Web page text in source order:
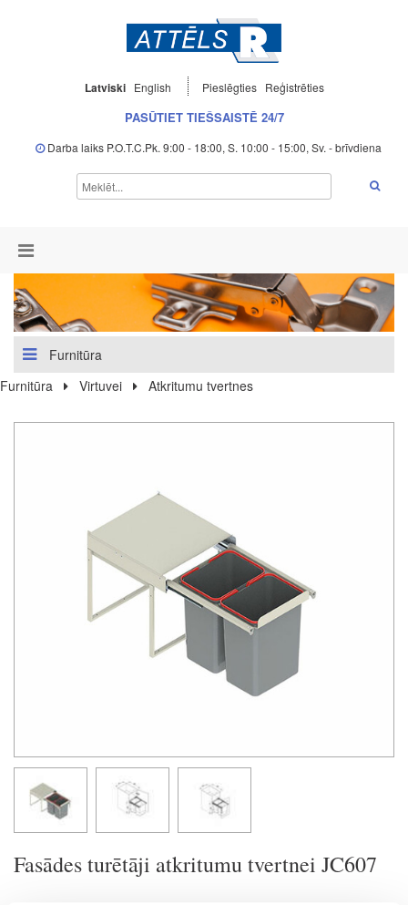
Latviski English Pieslēgties Reģistrēties
PASŪTIET TIEŠSAISTĒ 24/7
Darba laiks P.O.T.C.Pk. 9:00 - 18:00, S. 10:00 - 15:00, Sv. - brīvdiena
Furnitūra
Furnitūra
Virtuvei Atkritumu tvertnes
Fasādes turētāji atkritumu tvertnei JC607